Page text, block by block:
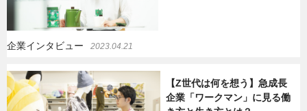
企業インタビュー 2023.04.21
【Z世代は何を想う】急成長
企業「ワークマン」に見る働